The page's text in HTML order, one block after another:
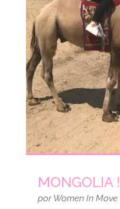
MONGOLIA !
porWomen In Move|